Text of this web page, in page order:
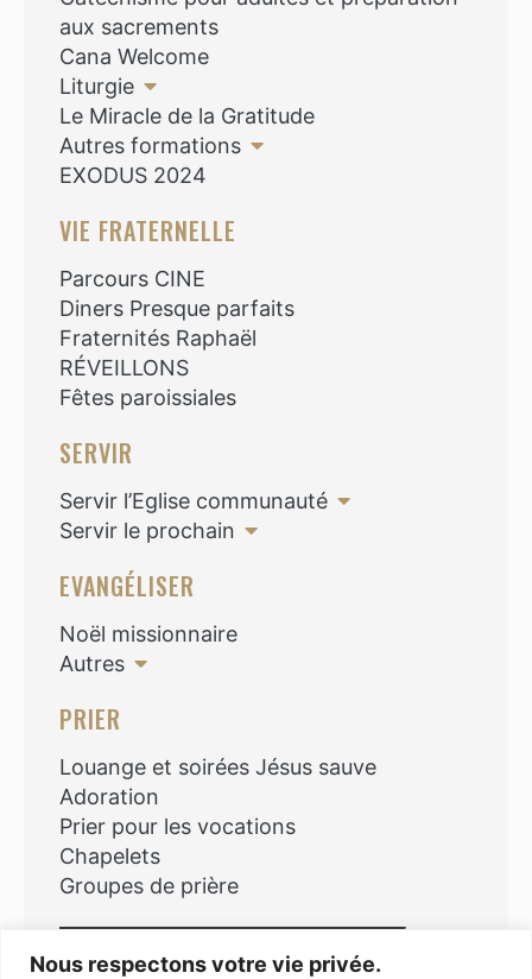
Nous respectons votre vie privée.
aux sacrements
Cana Welcome
Liturgie
Le Miracle de la Gratitude
Autres formations
EXODUS 2024
VIE FRATERNELLE
Parcours CINE
Diners Presque parfaits
Fraternités Raphaël
RÉVEILLONS
Fêtes paroissiales
SERVIR
Servir l’Eglise communauté
Servir le prochain
EVANGÉLISER
Noël missionnaire
Autres
PRIER
Louange et soirées Jésus sauve
Adoration
Prier pour les vocations
Chapelets
Groupes de prière